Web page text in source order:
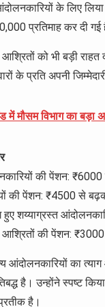
के लिए लिया
प्रतिमाह कर दी
को भी बड़ी
के प्रति अपनी
में मौसम विभाग का बड़ा
की पेंशन:
की पेंशन: ₹4500 से
हुए शय्याग्रस्त
आश्रितों की पेंशन:
आंदोलनकारियों का
है। उन्होंने स्पष्ट
है।